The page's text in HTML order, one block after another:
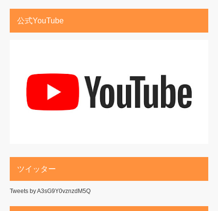
公式YouTube
ツイッター
Tweets by A3sG9Y0vznzdM5Q